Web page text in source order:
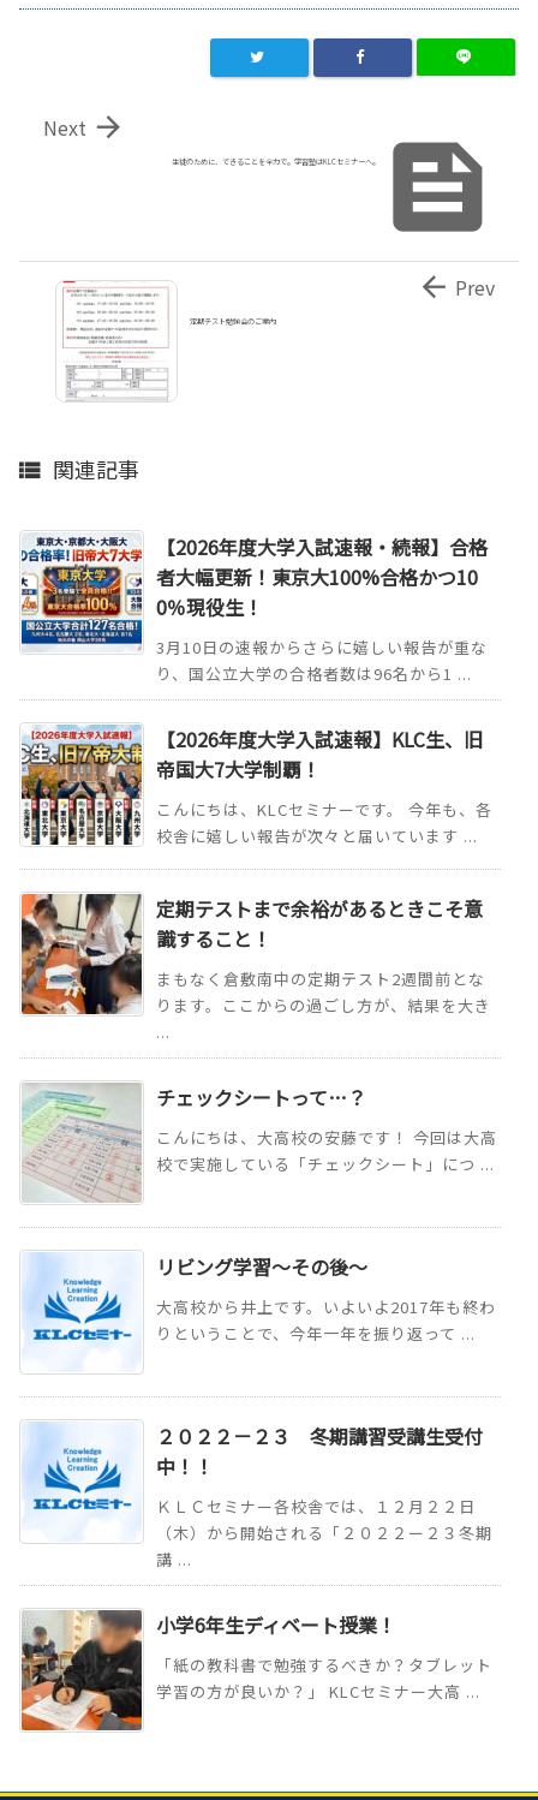

生徒のために、できることを全力で。学習塾はKLCセミナーへ。

Next
定期テスト勉強会のご案内
 Prev
 関連記事
【2026年度大学入試速報・続報】合格
者大幅更新！東京大100%合格かつ10
0％現役生！
3月10日の速報からさらに嬉しい報告が重な
り、国公立大学の合格者数は96名から1 ...
【2026年度大学入試速報】KLC生、旧
帝国大7大学制覇！
こんにちは、KLCセミナーです。 今年も、各
校舎に嬉しい報告が次々と届いています ...
定期テストまで余裕があるときこそ意
識すること！
まもなく倉敷南中の定期テスト2週間前とな
ります。ここからの過ごし方が、結果を大き
...
チェックシートって…？
こんにちは、大高校の安藤です！ 今回は大高
校で実施している「チェックシート」につ ...
リビング学習～その後～
大高校から井上です。いよいよ2017年も終わ
りということで、今年一年を振り返って ...
２０２２－２３ 冬期講習受講生受付
中！！
ＫＬＣセミナー各校舎では、１２月２２日
（木）から開始される「２０２２ー２３冬期
講 ...
小学6年生ディベート授業！
「紙の教科書で勉強するべきか？タブレット
学習の方が良いか？」 KLCセミナー大高 ...